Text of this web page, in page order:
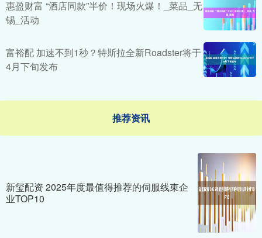
惠盈财富 “酒店同款”半价！现场火爆！_菜品_无
锡_活动
富裕配 加速不到1秒？特斯拉全新Roadster将于
4月下旬发布
推荐资讯
新玺配资 2025年度最值得推荐的伺服线束企
业TOP10